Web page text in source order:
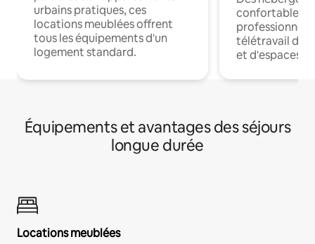
urbains pratiques, ces
locations meublées offrent
tous les équipements d'un
logement standard.
confortables
professionnels
télétravail
et d'espaces
Équipements et avantages des séjours
longue durée
Locations meublées